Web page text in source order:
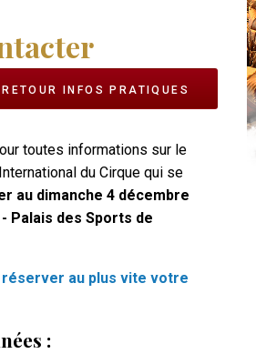
RETOUR INFOS PRATIQUES
toutes informations sur le
du Cirque qui se
au dimanche 4 décembre
Palais des Sports de
réserver au plus vite votre
: